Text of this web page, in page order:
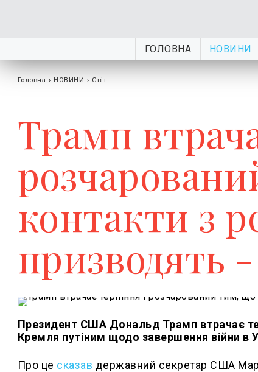
ГОЛОВНА НОВИНИ
Головна › НОВИНИ › Світ
Трамп
контакти з
призводять -
Президент США Дональд Трамп втрачає
Кремля путіним щодо завершення війни в
Про це сказав державний секретар США